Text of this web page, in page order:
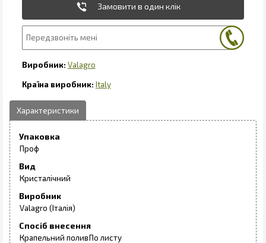
Замовити в один клік
Valagro
Italy
Упаковка
Проф
Вид
Кристалічний
Виробник
Valagro (Італія)
Спосіб внесення
Крапельний поливПо листу